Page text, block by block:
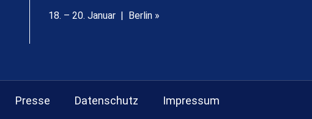
18. – 20. Januar | Berlin »
Presse Datenschutz Impressum